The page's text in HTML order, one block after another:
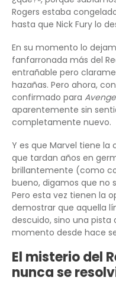
Rogers estaba
hasta que Nick Fury lo
En su momento lo
fanfarronada más del
entrañable pero
hazañas. Pero ahora,
confirmado para
aparentemente sin
completamente nuevo.
Y es que Marvel tiene
que tardan años en
brillantemente (como
bueno, digamos que no
Pero esta vez tienen la
demostrar que aquella
descuido, sino una pista
momento desde hace
El misterio del
nunca se